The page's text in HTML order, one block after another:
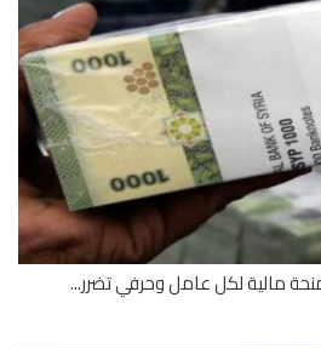
لكل عامل وحرفي تضرر...